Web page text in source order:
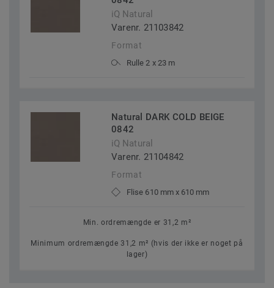
iQ Natural
Varenr. 21103842
Format
Rulle 2 x 23 m
Natural DARK COLD BEIGE
0842
iQ Natural
Varenr. 21104842
Format
Flise 610 mm x 610 mm
Min. ordremængde er 31,2 m²
Minimum ordremængde 31,2 m² (hvis der ikke er noget på
lager)